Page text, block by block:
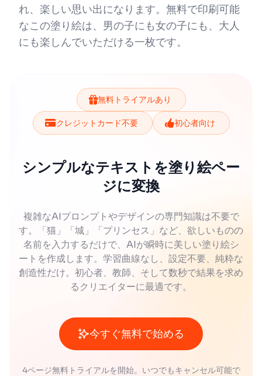
れ、楽しい思い出になります。無料で印刷可能
なこの塗り絵は、男の子にも女の子にも、大人
にも楽しんでいただける一枚です。
無料トライアルあり
クレジットカード不要 初心者向け
シンプルなテキストを塗り絵ペー
ジに変換
複雑なAIプロンプトやデザインの専門知識は不要で
す。「猫」「城」「プリンセス」など、欲しいものの
名前を入力するだけで、AIが瞬時に美しい塗り絵シ
ートを作成します。学習曲線なし、設定不要、純粋な
創造性だけ。初心者、教師、そして数秒で結果を求め
るクリエイターに最適です。
今すぐ無料で始める
4ページ無料トライアルを開始。いつでもキャンセル可能で